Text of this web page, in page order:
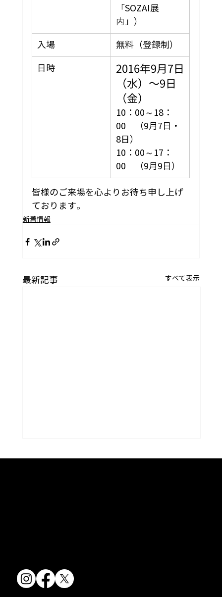
「SOZAI展
内」）
入場 無料（登録制）
日時
2016年9月7日
（水）～9日
（金）
10：00～18：
00　（9月7日・
8日）
10：00～17：
00　（9月9日）
皆様のご来場を心よりお待ち申し上げ
ております。
新着情報
最新記事 すべて表示
コラム「夏のうつわ」をアップしまし